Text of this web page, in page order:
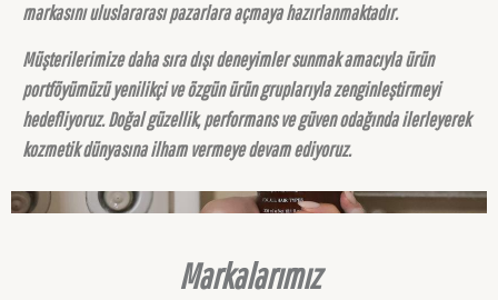
markasını uluslararası pazarlara açmaya hazırlanmaktadır.
Müşterilerimize daha sıra dışı deneyimler sunmak amacıyla ürün
portföyümüzü yenilikçi ve özgün ürün gruplarıyla zenginleştirmeyi
hedefliyoruz. Doğal güzellik, performans ve güven odağında ilerleyerek
kozmetik dünyasına ilham vermeye devam ediyoruz.
Markalarımız